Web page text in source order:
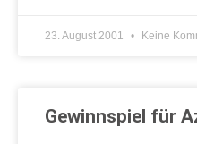
23. August 2001 Keine
Gewinnspiel für